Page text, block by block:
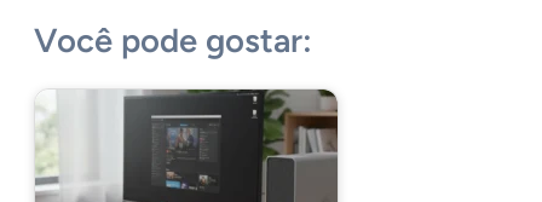
Você pode gostar: